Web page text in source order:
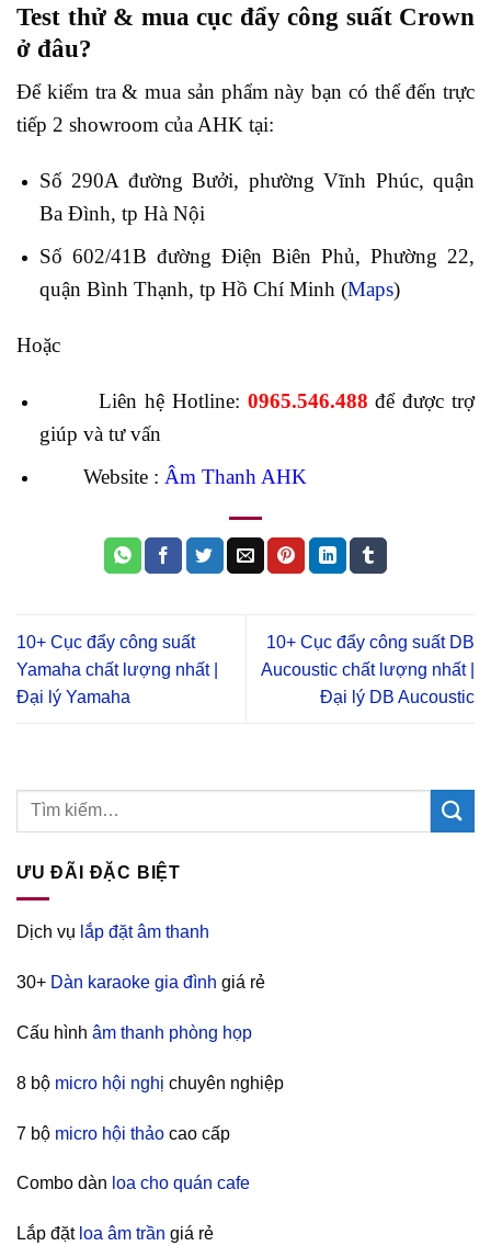
Test thử & mua cục đẩy công suất Crown
ở đâu?
Để kiểm tra & mua sản phẩm này bạn có thể đến trực
tiếp 2 showroom của AHK tại:
Số 290A đường Bưởi, phường Vĩnh Phúc, quận
Ba Đình, tp Hà Nội
Số 602/41B đường Điện Biên Phủ, Phường 22,
quận Bình Thạnh, tp Hồ Chí Minh (Maps)
Hoặc
Liên hệ Hotline: 0965.546.488 để được trợ
giúp và tư vấn
Website : Âm Thanh AHK
10+ Cục đẩy công suất
Yamaha chất lượng nhất |
Đại lý Yamaha
10+ Cục đẩy công suất DB
Aucoustic chất lượng nhất |
Đại lý DB Aucoustic
ƯU ĐÃI ĐẶC BIỆT
Dịch vụ lắp đặt âm thanh
30+ Dàn karaoke gia đình giá rẻ
Cấu hình âm thanh phòng họp
8 bộ micro hội nghị chuyên nghiệp
7 bộ micro hội thảo cao cấp
Combo dàn loa cho quán cafe
Lắp đặt loa âm trần giá rẻ